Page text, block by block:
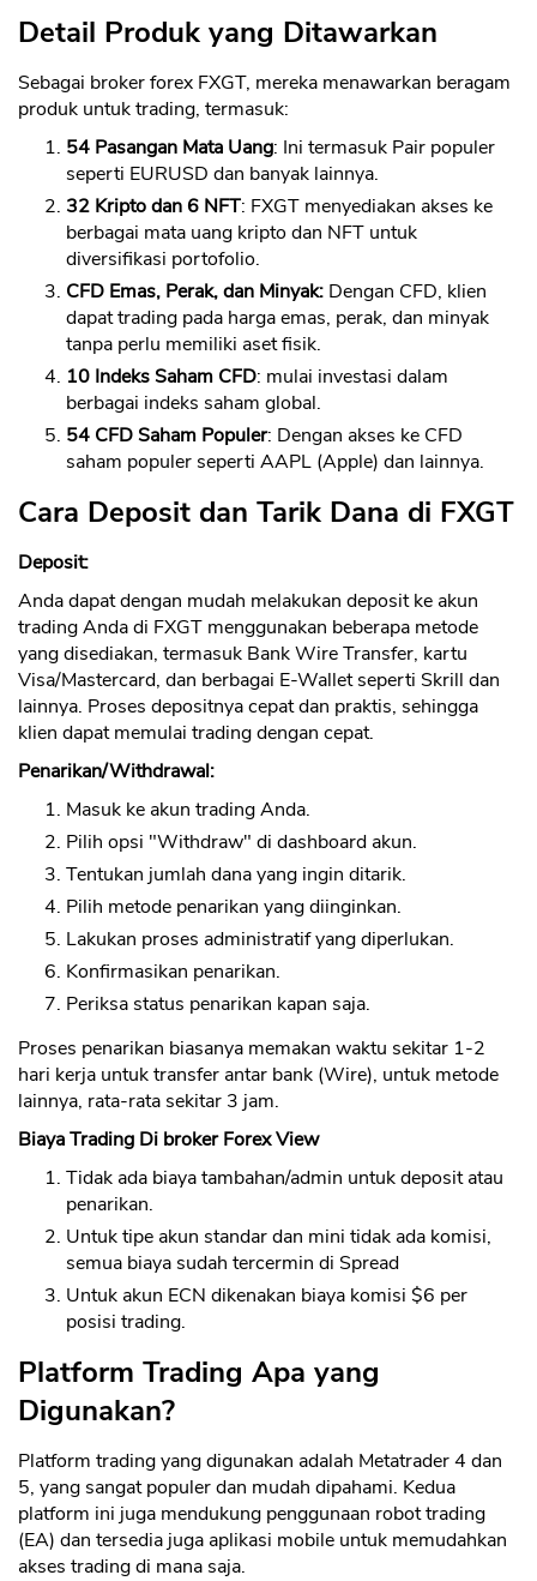
Detail Produk yang Ditawarkan
Sebagai broker forex FXGT, mereka menawarkan beragam
produk untuk trading, termasuk:
54 Pasangan Mata Uang: Ini termasuk Pair populer
seperti EURUSD dan banyak lainnya.
32 Kripto dan 6 NFT: FXGT menyediakan akses ke
berbagai mata uang kripto dan NFT untuk
diversifikasi portofolio.
CFD Emas, Perak, dan Minyak: Dengan CFD, klien
dapat trading pada harga emas, perak, dan minyak
tanpa perlu memiliki aset fisik.
10 Indeks Saham CFD: mulai investasi dalam
berbagai indeks saham global.
54 CFD Saham Populer: Dengan akses ke CFD
saham populer seperti AAPL (Apple) dan lainnya.
Cara Deposit dan Tarik Dana di FXGT
Deposit:
Anda dapat dengan mudah melakukan deposit ke akun
trading Anda di FXGT menggunakan beberapa metode
yang disediakan, termasuk Bank Wire Transfer, kartu
Visa/Mastercard, dan berbagai E-Wallet seperti Skrill dan
lainnya. Proses depositnya cepat dan praktis, sehingga
klien dapat memulai trading dengan cepat.
Penarikan/Withdrawal:
Masuk ke akun trading Anda.
Pilih opsi "Withdraw" di dashboard akun.
Tentukan jumlah dana yang ingin ditarik.
Pilih metode penarikan yang diinginkan.
Lakukan proses administratif yang diperlukan.
Konfirmasikan penarikan.
Periksa status penarikan kapan saja.
Proses penarikan biasanya memakan waktu sekitar 1-2
hari kerja untuk transfer antar bank (Wire), untuk metode
lainnya, rata-rata sekitar 3 jam.
Biaya Trading Di broker Forex View
Tidak ada biaya tambahan/admin untuk deposit atau
penarikan.
Untuk tipe akun standar dan mini tidak ada komisi,
semua biaya sudah tercermin di Spread
Untuk akun ECN dikenakan biaya komisi $6 per
posisi trading.
Platform Trading Apa yang
Digunakan?
Platform trading yang digunakan adalah Metatrader 4 dan
5, yang sangat populer dan mudah dipahami. Kedua
platform ini juga mendukung penggunaan robot trading
(EA) dan tersedia juga aplikasi mobile untuk memudahkan
akses trading di mana saja.
OK
CANCEL